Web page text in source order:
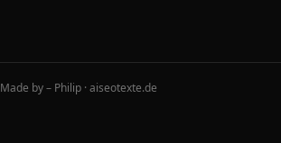
Made by – Philip · aiseotexte.de